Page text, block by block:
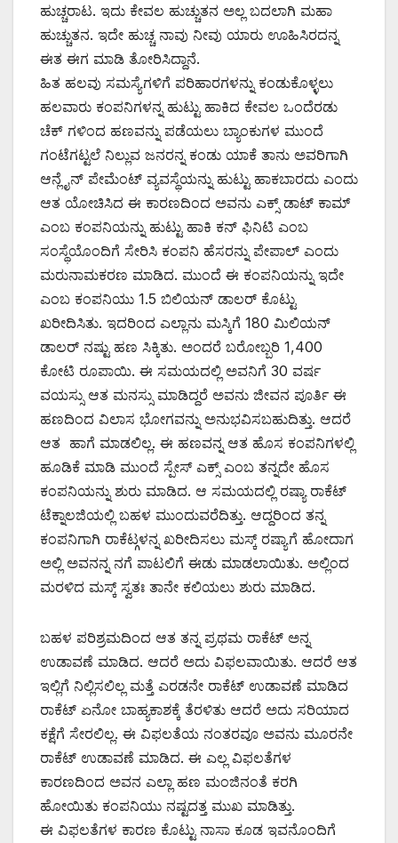
ಹುಚ್ಚರಾಟ. ಇದು ಕೇವಲ ಹುಚ್ಚುತನ ಅಲ್ಲ ಬದಲಾಗಿ ಮಹಾ
ಹುಚ್ಚುತನ. ಇದೇ ಹುಚ್ಚ ನಾವು ನೀವು ಯಾರು ಊಹಿಸಿರದನ್ನ
ಈತ ಈಗ ಮಾಡಿ ತೋರಿಸಿದ್ದಾನೆ.
ಹಿತ ಹಲವು ಸಮಸ್ಯೆಗಳಿಗೆ ಪರಿಹಾರಗಳನ್ನು ಕಂಡುಕೊಳ್ಳಲು
ಹಲವಾರು ಕಂಪನಿಗಳನ್ನ ಹುಟ್ಟು ಹಾಕಿದ ಕೇವಲ ಒಂದೆರಡು
ಚೆಕ್ ಗಳಿಂದ ಹಣವನ್ನು ಪಡೆಯಲು ಬ್ಯಾಂಕುಗಳ ಮುಂದೆ
ಗಂಟೆಗಟ್ಟಲೆ ನಿಲ್ಲುವ ಜನರನ್ನ ಕಂಡು ಯಾಕೆ ತಾನು ಅವರಿಗಾಗಿ
ಆನ್ಲೈನ್ ಪೇಮೆಂಟ್ ವ್ಯವಸ್ಥೆಯನ್ನು ಹುಟ್ಟು ಹಾಕಬಾರದು ಎಂದು
ಆತ ಯೋಚಿಸಿದ ಈ ಕಾರಣದಿಂದ ಅವನು ಎಕ್ಸ್ ಡಾಟ್ ಕಾಮ್
ಎಂಬ ಕಂಪನಿಯನ್ನು ಹುಟ್ಟು ಹಾಕಿ ಕನ್ ಫಿನಿಟಿ ಎಂಬ
ಸಂಸ್ಥೆಯೊಂದಿಗೆ ಸೇರಿಸಿ ಕಂಪನಿ ಹೆಸರನ್ನು ಪೇಪಾಲ್ ಎಂದು
ಮರುನಾಮಕರಣ ಮಾಡಿದ. ಮುಂದೆ ಈ ಕಂಪನಿಯನ್ನು ಇದೇ
ಎಂಬ ಕಂಪನಿಯು 1.5 ಬಿಲಿಯನ್ ಡಾಲರ್ ಕೊಟ್ಟು
ಖರೀದಿಸಿತು. ಇದರಿಂದ ಎಲ್ಲಾನು ಮಸ್ಕಿಗೆ 180 ಮಿಲಿಯನ್
ಡಾಲರ್ ನಷ್ಟು ಹಣ ಸಿಕ್ಕಿತು. ಅಂದರೆ ಬರೋಬ್ಬರಿ 1,400
ಕೋಟಿ ರೂಪಾಯಿ. ಈ ಸಮಯದಲ್ಲಿ ಅವನಿಗೆ 30 ವರ್ಷ
ವಯಸ್ಸು ಆತ ಮನಸ್ಸು ಮಾಡಿದ್ದರೆ ಅವನು ಜೀವನ ಪೂರ್ತಿ ಈ
ಹಣದಿಂದ ವಿಲಾಸ ಭೋಗವನ್ನು ಅನುಭವಿಸಬಹುದಿತ್ತು. ಆದರೆ
ಆತ ಹಾಗೆ ಮಾಡಲಿಲ್ಲ. ಈ ಹಣವನ್ನ ಆತ ಹೊಸ ಕಂಪನಿಗಳಲ್ಲಿ
ಹೂಡಿಕೆ ಮಾಡಿ ಮುಂದೆ ಸ್ಪೇಸ್ ಎಕ್ಸ್ ಎಂಬ ತನ್ನದೇ ಹೊಸ
ಕಂಪನಿಯನ್ನು ಶುರು ಮಾಡಿದ. ಆ ಸಮಯದಲ್ಲಿ ರಷ್ಯಾ ರಾಕೆಟ್
ಟೆಕ್ನಾಲಜಿಯಲ್ಲಿ ಬಹಳ ಮುಂದುವರೆದಿತ್ತು. ಆದ್ದರಿಂದ ತನ್ನ
ಕಂಪನಿಗಾಗಿ ರಾಕೆಟ್ಗಳನ್ನ ಖರೀದಿಸಲು ಮಸ್ಕ್ ರಷ್ಯಾಗೆ ಹೋದಾಗ
ಅಲ್ಲಿ ಅವನನ್ನ ನಗೆ ಪಾಟಲಿಗೆ ಈಡು ಮಾಡಲಾಯಿತು. ಅಲ್ಲಿಂದ
ಮರಳಿದ ಮಸ್ಕ್ ಸ್ವತಃ ತಾನೇ ಕಲಿಯಲು ಶುರು ಮಾಡಿದ.
ಬಹಳ ಪರಿಶ್ರಮದಿಂದ ಆತ ತನ್ನ ಪ್ರಥಮ ರಾಕೆಟ್ ಅನ್ನ
ಉಡಾವಣೆ ಮಾಡಿದ. ಆದರೆ ಅದು ವಿಫಲವಾಯಿತು. ಆದರೆ ಆತ
ಇಲ್ಲಿಗೆ ನಿಲ್ಲಿಸಲಿಲ್ಲ ಮತ್ತೆ ಎರಡನೇ ರಾಕೆಟ್ ಉಡಾವಣೆ ಮಾಡಿದ
ರಾಕೆಟ್ ಏನೋ ಬಾಹ್ಯಕಾಶಕ್ಕೆ ತೆರಳಿತು ಆದರೆ ಅದು ಸರಿಯಾದ
ಕಕ್ಷೆಗೆ ಸೇರಲಿಲ್ಲ. ಈ ವಿಫಲತೆಯ ನಂತರವೂ ಅವನು ಮೂರನೇ
ರಾಕೆಟ್ ಉಡಾವಣೆ ಮಾಡಿದ. ಈ ಎಲ್ಲ ವಿಫಲತೆಗಳ
ಕಾರಣದಿಂದ ಅವನ ಎಲ್ಲಾ ಹಣ ಮಂಜಿನಂತೆ ಕರಗಿ
ಹೋಯಿತು ಕಂಪನಿಯು ನಷ್ಟದತ್ತ ಮುಖ ಮಾಡಿತ್ತು.
ಈ ವಿಫಲತೆಗಳ ಕಾರಣ ಕೊಟ್ಟು ನಾಸಾ ಕೂಡ ಇವನೊಂದಿಗೆ